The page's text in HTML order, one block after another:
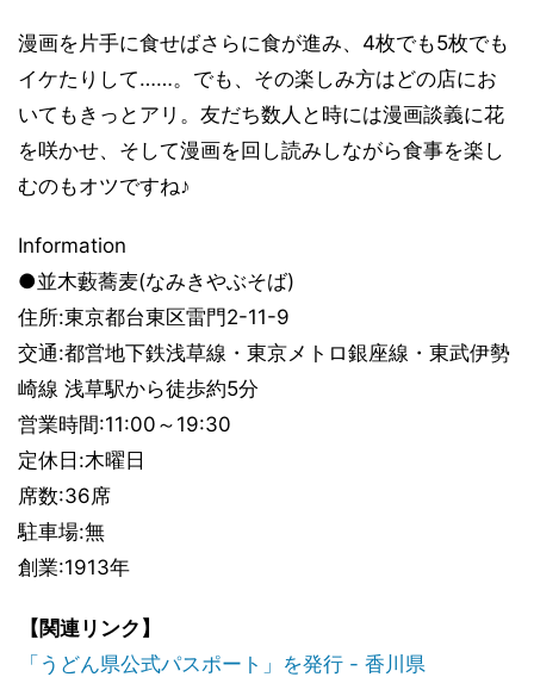
漫画を片手に食せばさらに食が進み、4枚でも5枚でも
イケたりして……。でも、その楽しみ方はどの店にお
いてもきっとアリ。友だち数人と時には漫画談義に花
を咲かせ、そして漫画を回し読みしながら食事を楽し
むのもオツですね♪
Information
●並木藪蕎麦(なみきやぶそば)
住所:東京都台東区雷門2-11-9
交通:都営地下鉄浅草線・東京メトロ銀座線・東武伊勢
崎線 浅草駅から徒歩約5分
営業時間:11:00～19:30
定休日:木曜日
席数:36席
駐車場:無
創業:1913年
【関連リンク】
「うどん県公式パスポート」を発行 - 香川県